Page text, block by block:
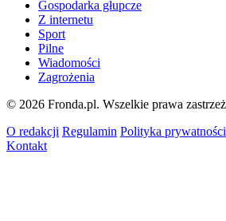
Gospodarka głupcze
Z internetu
Sport
Pilne
Wiadomości
Zagrożenia
© 2026 Fronda.pl. Wszelkie prawa
O redakcji Regulamin Polityka prywatności
Kontakt